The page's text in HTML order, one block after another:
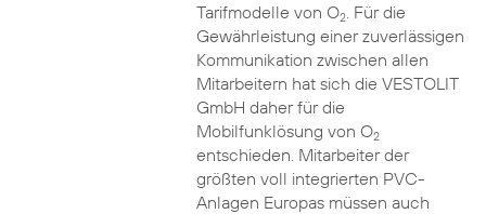
Tarifmodelle von O2. Für die
Gewährleistung einer zuverlässigen
Kommunikation zwischen allen
Mitarbeitern hat sich die VESTOLIT
GmbH daher für die
Mobilfunklösung von O2
entschieden. Mitarbeiter der
größten voll integrierten PVC-
Anlagen Europas müssen auch